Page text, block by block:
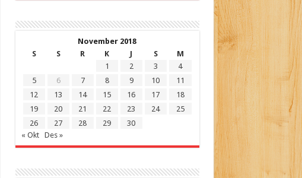
November 2018
S
S R K J S
M
1
2 3
4
5
6 7 8 9 10
11
12
13 14 15 16 17
18
19
20 21 22 23 24
25
26
27 28 29
30
« Okt
Des »